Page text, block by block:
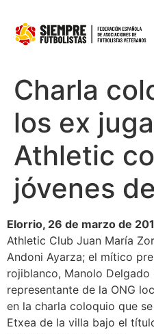
Charla
los ex
Athletic
jóvenes
Elorrio, 26 de marzo de
Athletic Club Juan María
Andoni Ayarza; el mítico
rojiblanco, Manolo Delgado
representante de la ONG
en la charla coloquio que
Etxea de la villa bajo el